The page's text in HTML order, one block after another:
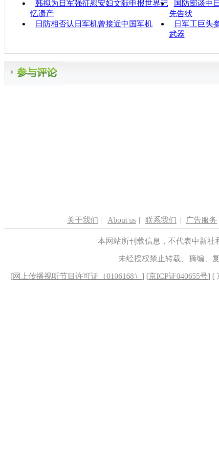
韩拟为日军强征慰安妇文献申报世界记
忆遗产
国防部谈中
先告状
日防相否认日军机曾接近中国军机
日军工巨头
武器
关于我们 | About us | 联系我们 | 广告服务
本网站所刊载信息，不代表中新
未经授权禁止转载、摘编、
[网上传播视听节目许可证（0106168） ] [京ICP证040655号] [